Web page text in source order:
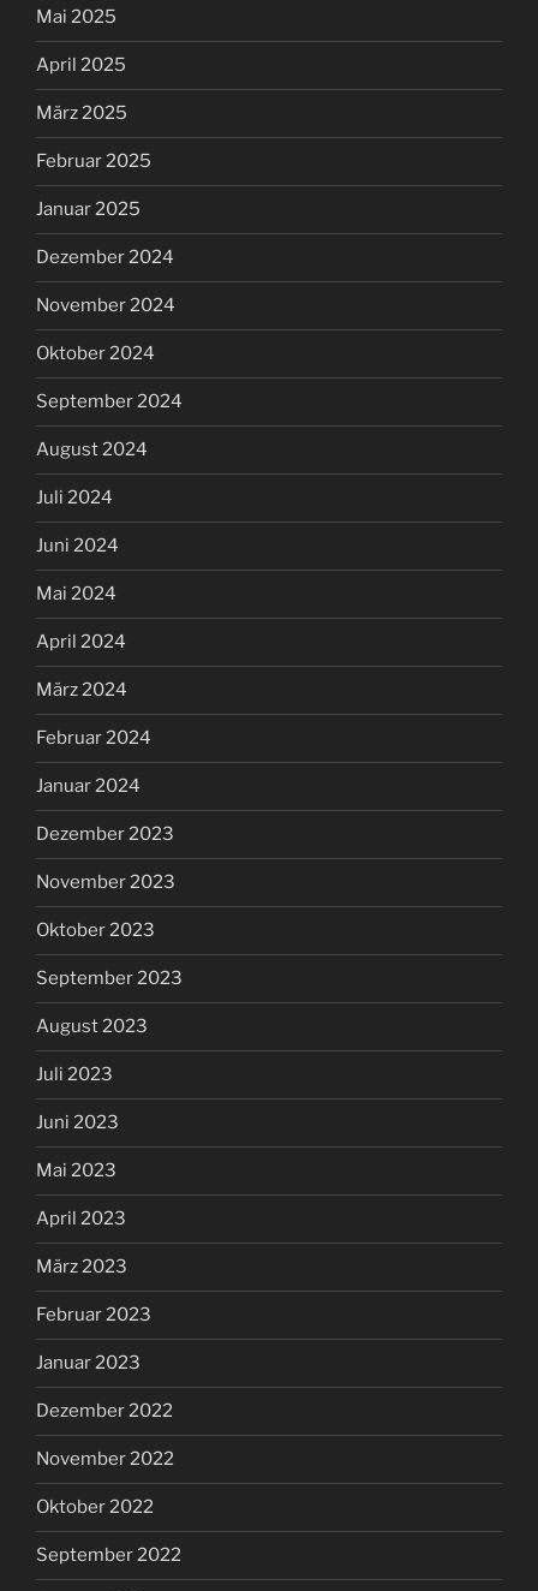
Mai 2025
April 2025
März 2025
Februar 2025
Januar 2025
Dezember 2024
November 2024
Oktober 2024
September 2024
August 2024
Juli 2024
Juni 2024
Mai 2024
April 2024
März 2024
Februar 2024
Januar 2024
Dezember 2023
November 2023
Oktober 2023
September 2023
August 2023
Juli 2023
Juni 2023
Mai 2023
April 2023
März 2023
Februar 2023
Januar 2023
Dezember 2022
November 2022
Oktober 2022
September 2022